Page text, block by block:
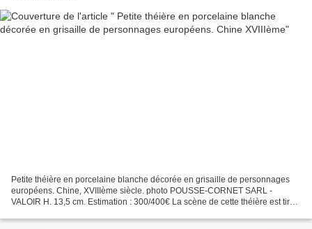
Petite théière en porcelaine blanche décorée en grisaille de personnages
européens. Chine, XVIIIème siècle. photo POUSSE-CORNET SARL -
VALOIR H. 13,5 cm. Estimation : 300/400€ La scène de cette théière est tirée